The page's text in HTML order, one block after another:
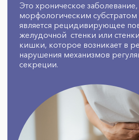
Это хроническое заболевание,
морфологическим субстратом
является рецидивирующее
желудочной стенки или
кишки, которое возникает в
нарушения механизмов
секреции.